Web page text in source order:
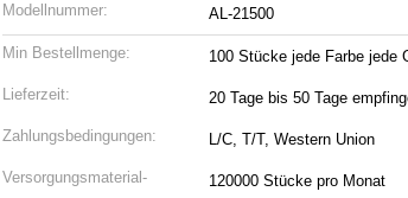
Modellnummer: AL-21500
Min Bestellmenge: 100 Stücke jede Farbe jede
Lieferzeit: 20 Tage bis 50 Tage
Zahlungsbedingungen: L/C, T/T, Western Union
Versorgungsmaterial-
120000 Stücke pro Monat